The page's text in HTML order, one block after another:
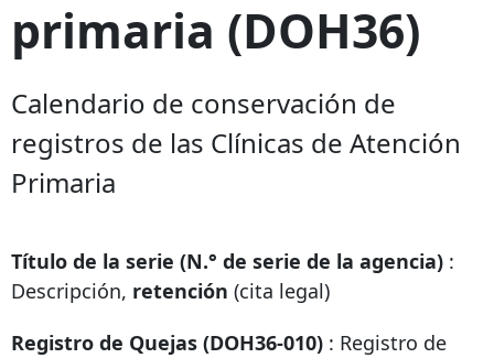
primaria (DOH36)
Calendario de conservación de
registros de las Clínicas de Atención
Primaria
Título de la serie (N.° de serie de la agencia) :
Descripción, retención (cita legal)
Registro de Quejas (DOH36-010) : Registro de